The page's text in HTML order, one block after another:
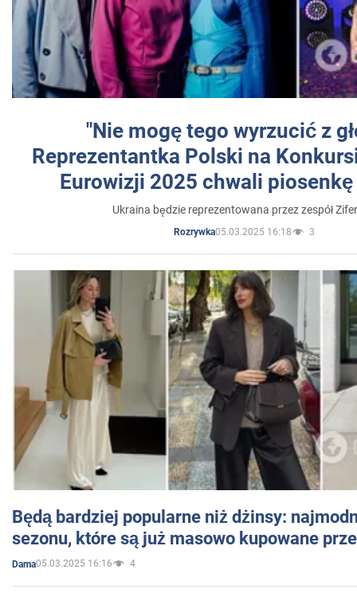
"Nie mogę tego wyrzucić z
Reprezentantka Polski na
Eurowizji 2025 chwali
Ukraina będzie reprezentowana przez zespół
Rozrywka05.03.2025 16:18 3
Będą bardziej popularne niż dżinsy:
sezonu, które są już masowo kupowane
Dama05.03.2025 16:16 4